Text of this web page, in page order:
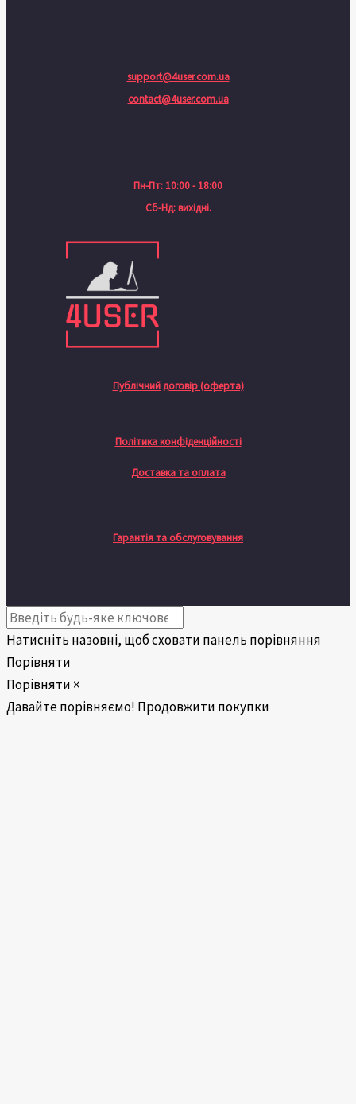
support@4user.com.ua
contact@4user.com.ua
Пн-Пт: 10:00 - 18:00
Сб-Нд: вихідні.
Публічний договір (оферта)
Політика конфіденційності
Доставка та оплата
Гарантія та обслуговування
Натисніть назовні, щоб сховати панель порівняння
Порівняти
Порівняти ×
Давайте порівняємо! Продовжити покупки